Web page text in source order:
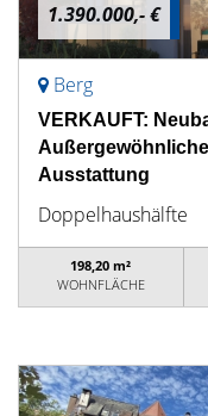
1.390.000,- €
Berg
VERKAUFT:
Ausstattung
Doppelhaushälfte
198,20 m²
WOHNFLÄCHE